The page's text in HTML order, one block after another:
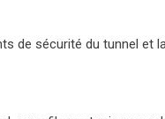
de sécurité du tunnel et